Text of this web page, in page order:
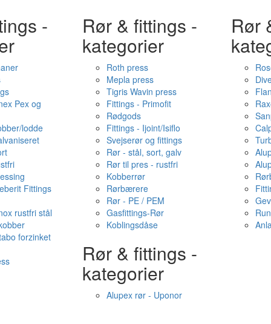
-
Pex og
lodde
Fittings
rustfri stål
forzinket
Rør & fittings -
kategorier
Roth press
Mepla press
Tigris Wavin press
Fittings - Primofit
Rødgods
Fittings - Ijoint/Isiflo
Svejserør og fittings
Rør - stål, sort, galv
Rør til pres - rustfri
Kobberrør
Rørbærere
Rør - PE / PEM
Gasfittings-Rør
Koblingsdåse
Rør
Rør & fittings -
kategorier
Alupex rør - Uponor